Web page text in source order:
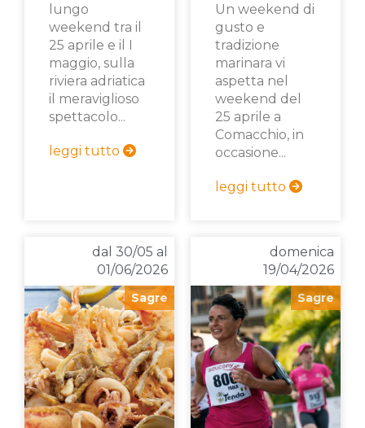
lungo
weekend tra il
25 aprile e il I
maggio, sulla
riviera adriatica
il meraviglioso
spettacolo...
leggi tutto
Un weekend di
gusto e
tradizione
marinara vi
aspetta nel
weekend del
25 aprile a
Comacchio, in
occasione...
leggi tutto
dal 30/05 al
01/06/2026
Sagre
domenica
19/04/2026
Sagre